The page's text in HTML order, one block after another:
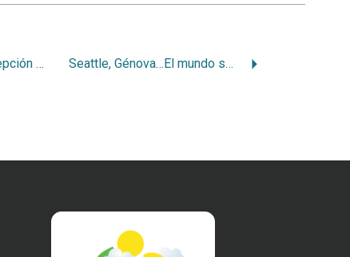
Confusión en la concepción del Corredor Biológico Mesoamericano Seattle, Génova…El mundo se mueve